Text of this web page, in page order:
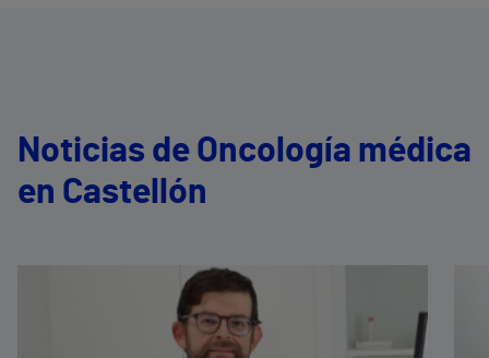
Noticias de Oncología médica
en Castellón